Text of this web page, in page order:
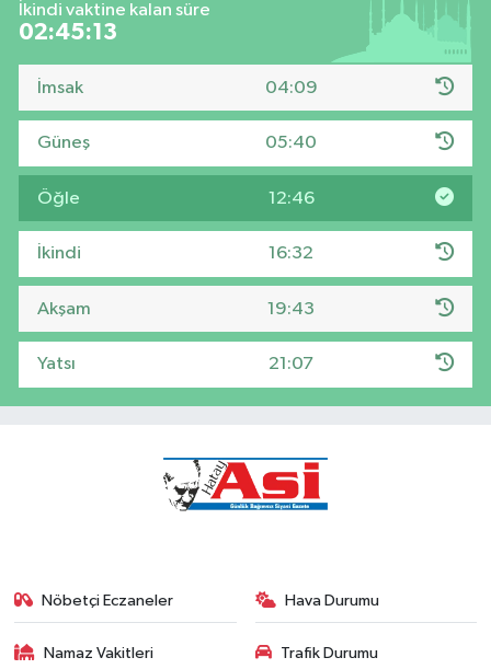
İkindi vaktine kalan süre
02:45:12
İmsak 04:09
Güneş 05:40
Öğle 12:46
İkindi 16:32
Akşam 19:43
Yatsı 21:07
Nöbetçi Eczaneler Hava Durumu
Namaz Vakitleri Trafik Durumu